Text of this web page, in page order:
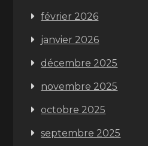
février 2026
janvier 2026
décembre 2025
novembre 2025
octobre 2025
septembre 2025